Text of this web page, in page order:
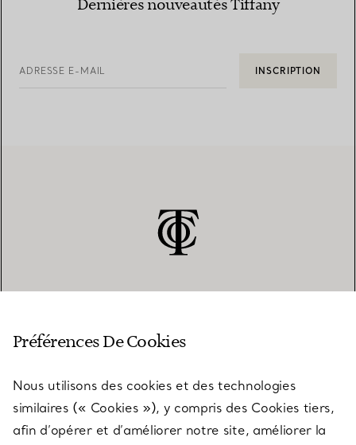
Dernières nouveautés Tiffany
ADRESSE E-MAIL INSCRIPTION
SERVICES
Préférences De Cookies
Nous utilisons des cookies et des technologies
similaires (« Cookies »), y compris des Cookies tiers,
afin d’opérer et d’améliorer notre site, améliorer la